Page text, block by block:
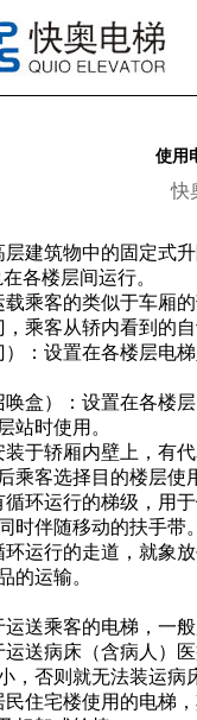
使用
快
层建筑物中的固定式
各楼层间运行。
载乘客的类似于车厢
，乘客从轿内看到的
）：设置在各楼层电
唤盒）：设置在各楼
站时使用。
装于轿厢内壁上，有
乘客选择目的楼层使
循环运行的梯级，用
时伴随移动的扶手带
环运行的走道，就象
的运输。
运送乘客的电梯，一
运送病床（含病人）
，否则就无法装运病
民住宅楼使用的电梯